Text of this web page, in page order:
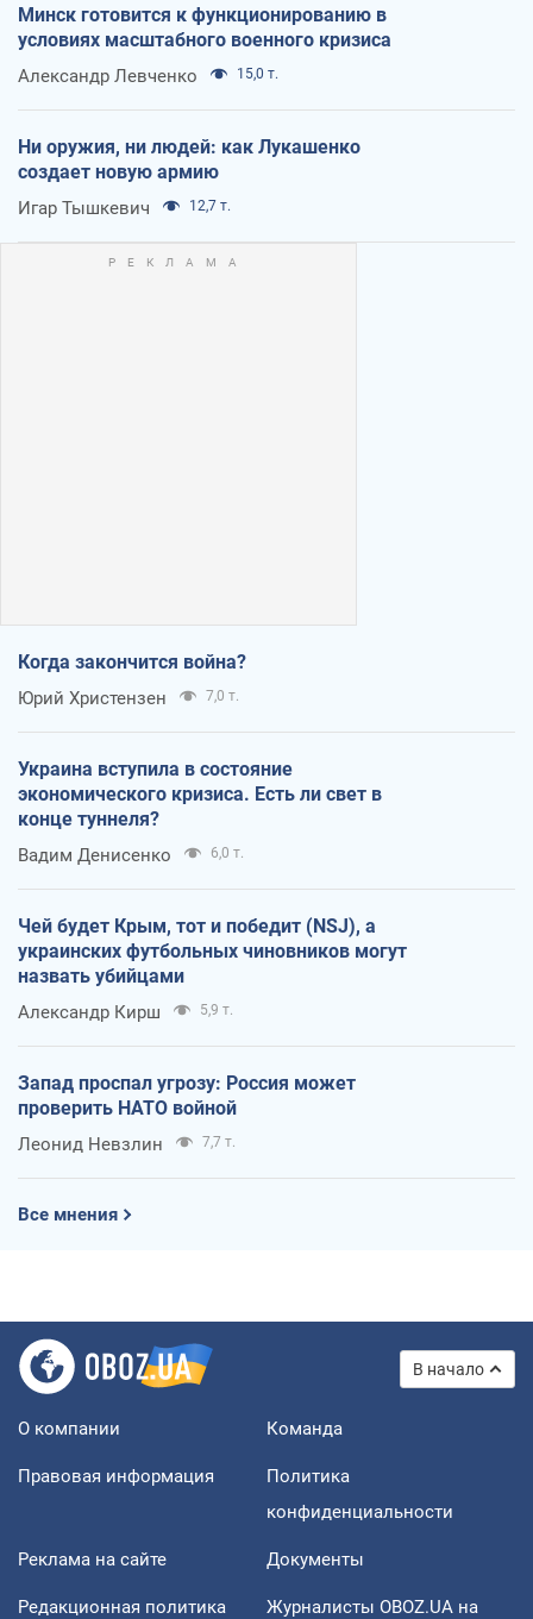
Минск готовится к функционированию в
условиях масштабного военного кризиса
Александр Левченко 15,0 т.
Ни оружия, ни людей: как Лукашенко
создает новую армию
Игар Тышкевич 12,7 т.
Когда закончится война?
Юрий Христензен 7,0 т.
Украина вступила в состояние
экономического кризиса. Есть ли свет в
конце туннеля?
Вадим Денисенко 6,0 т.
Чей будет Крым, тот и победит (NSJ), а
украинских футбольных чиновников могут
назвать убийцами
Александр Кирш 5,9 т.
Запад проспал угрозу: Россия может
проверить НАТО войной
Леонид Невзлин 7,7 т.
Все мнения
В начало
О компании Команда
Правовая информация
Политика
конфиденциальности
Реклама на сайте Документы
Редакционная политика
Журналисты OBOZ.UA на